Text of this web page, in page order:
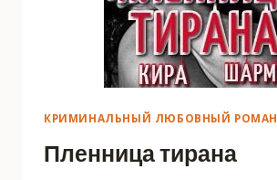
КРИМИНАЛЬНЫЙ ЛЮБОВНЫЙ РОМАН
Пленница тирана